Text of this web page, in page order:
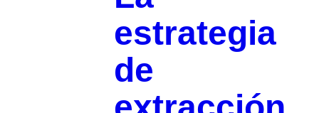
estrategia
de